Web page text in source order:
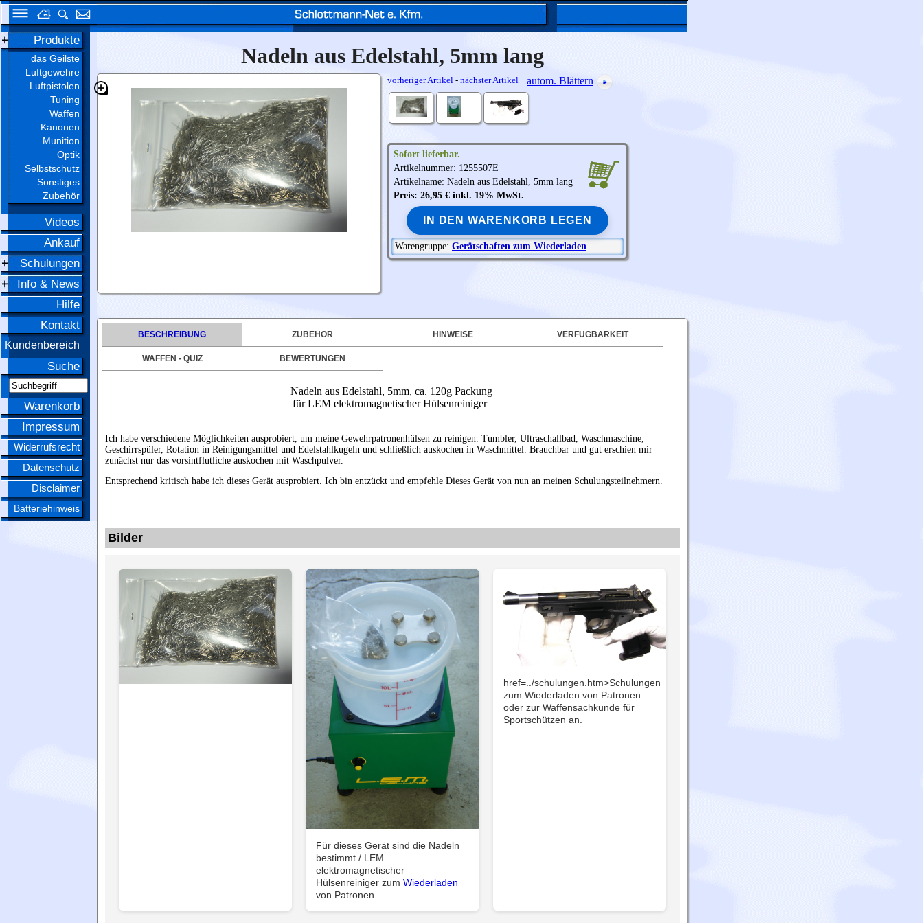
Produkte
das Geilste
Luftgewehre
Luftpistolen
Tuning
Waffen
Kanonen
Munition
Optik
Selbstschutz
Sonstiges
Zubehör
Videos
Ankauf
Schulungen
Info & News
Hilfe
Kontakt
Kundenbereich
Suche
Warenkorb
Impressum
Widerrufsrecht
Datenschutz
Disclaimer
Batteriehinweis
Nadeln aus Edelstahl, 5mm lang
vorheriger Artikel - nächster Artikel autom. Blättern
Sofort lieferbar.
Artikelnummer: 1255507E
Artikelname: Nadeln aus Edelstahl, 5mm lang
Preis: 26,95 € inkl. 19% MwSt.
IN DEN WARENKORB LEGEN
Warengruppe: Gerätschaften zum Wiederladen
BESCHREIBUNG ZUBEHÖR HINWEISE VERFÜGBARKEIT
WAFFEN - QUIZ BEWERTUNGEN
Nadeln aus Edelstahl, 5mm, ca. 120g Packung
für LEM elektromagnetischer Hülsenreiniger
Ich habe verschiedene Möglichkeiten ausprobiert, um meine Gewehrpatronenhülsen zu reinigen. Tumbler, Ultraschallbad, Waschmaschine,
Geschirrspüler, Rotation in Reinigungsmittel und Edelstahlkugeln und schließlich auskochen in Waschmittel. Brauchbar und gut erschien mir
zunächst nur das vorsintflutliche auskochen mit Waschpulver.
Entsprechend kritisch habe ich dieses Gerät ausprobiert. Ich bin entzückt und empfehle Dieses Gerät von nun an meinen Schulungsteilnehmern.
Bilder
Für dieses Gerät sind die Nadeln
bestimmt / LEM
elektromagnetischer
Hülsenreiniger zumWiederladen
von Patronen
href=../schulungen.htm>Schulungen
zum Wiederladen von Patronen
oder zur Waffensachkunde für
Sportschützen an.